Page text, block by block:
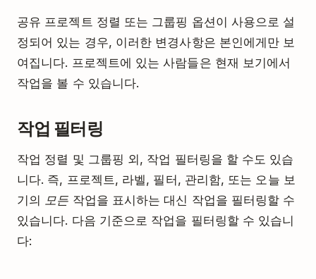
공유 프로젝트 정렬 또는 그룹핑 옵션이 사용으로 설
정되어 있는 경우, 이러한 변경사항은 본인에게만 보
여집니다. 프로젝트에 있는 사람들은 현재 보기에서
작업을 볼 수 있습니다.
작업 필터링
작업 정렬 및 그룹핑 외, 작업 필터링을 할 수도 있습
니다. 즉, 프로젝트, 라벨, 필터, 관리함, 또는 오늘 보
기의 모든 작업을 표시하는 대신 작업을 필터링할 수
있습니다. 다음 기준으로 작업을 필터링할 수 있습니
다: